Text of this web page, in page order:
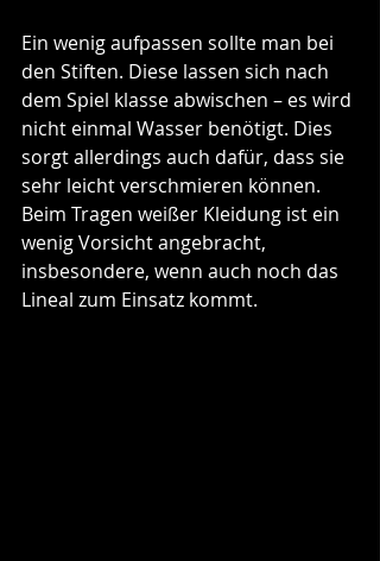
Ein wenig aufpassen sollte man bei
den Stiften. Diese lassen sich nach
dem Spiel klasse abwischen – es wird
nicht einmal Wasser benötigt. Dies
sorgt allerdings auch dafür, dass sie
sehr leicht verschmieren können.
Beim Tragen weißer Kleidung ist ein
wenig Vorsicht angebracht,
insbesondere, wenn auch noch das
Lineal zum Einsatz kommt.